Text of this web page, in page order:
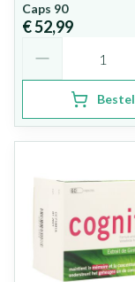
Caps 90
€ 52,99
Bestel